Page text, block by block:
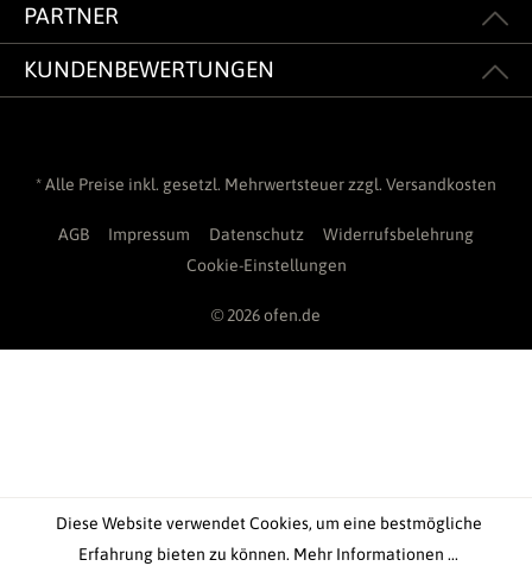
PARTNER
KUNDENBEWERTUNGEN
* Alle Preise inkl. gesetzl. Mehrwertsteuer zzgl. Versandkosten
AGB Impressum Datenschutz
Widerrufsbelehrung
Cookie-Einstellungen
© 2026 ofen.de
Diese Website verwendet Cookies, um eine bestmögliche
Erfahrung bieten zu können. Mehr Informationen ...